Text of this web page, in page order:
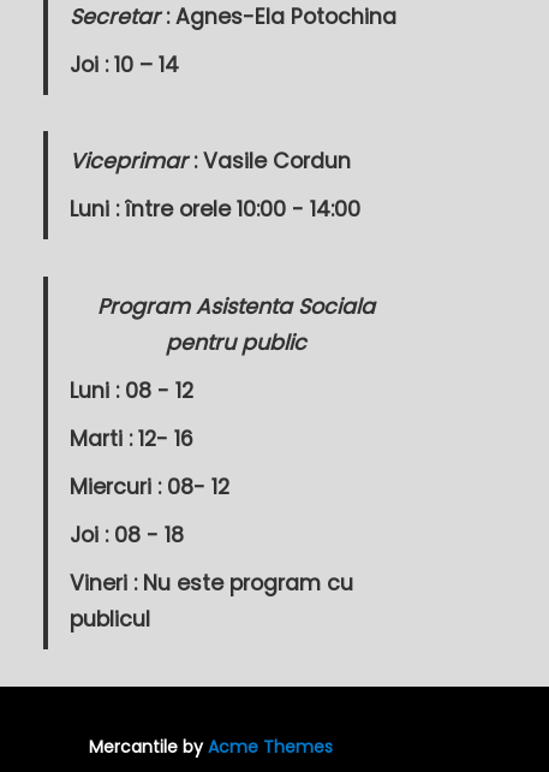
Secretar: Agnes-Ela Potochina
Joi : 10 – 14
Viceprimar: Vasile Cordun
Luni : între orele 10:00 - 14:00
Program Asistenta Sociala
pentru public
Luni : 08 - 12
Marti : 12- 16
Miercuri : 08- 12
Joi : 08 - 18
Vineri : Nu este program cu
publicul
Mercantile byAcme Themes